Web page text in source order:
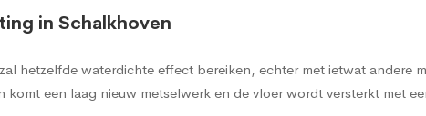
in Schalkhoven
hetzelfde waterdichte effect bereiken, echter met ietwat andere
komt een laag nieuw metselwerk en de vloer wordt versterkt met